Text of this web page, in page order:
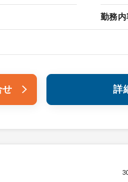
勤務内
せ 詳